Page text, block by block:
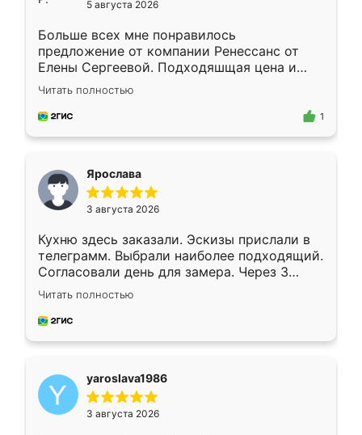
5 августа 2026
Больше всех мне понравилось
предложение от компании Ренессанс от
Елены Сергеевой. Подходяшщая цена и
короткие сроки изготовления. Приехавший
для замера сотрудник Владислав
предложил по моему эскизу самый
Читать полностью
1
Ярослава
3 августа 2026
Кухню здесь заказали. Эскизы прислали в
телеграмм. Выбрали наиболее подходящий.
Согласовали день для замера. Через 3
недели кухня была уже готова. Остались
довольны работой. Спасибо Ренессанс
мебель за качественную работу!
Читать полностью
yaroslava1986
3 августа 2026